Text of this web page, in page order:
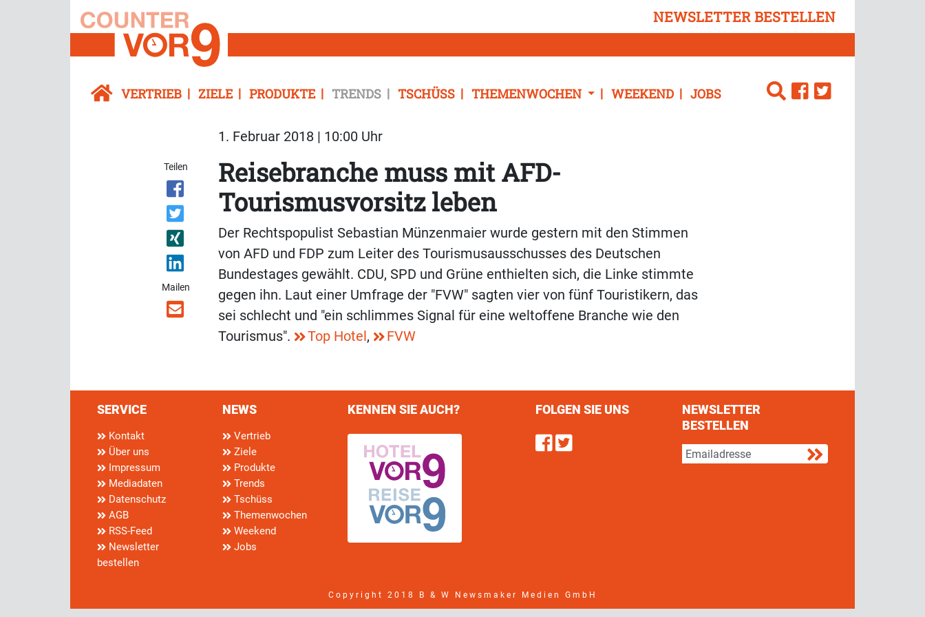
NEWSLETTER BESTELLEN
VERTRIEB ZIELE PRODUKTE TRENDS TSCHÜSS THEMENWOCHEN WEEKEND JOBS
1. Februar 2018 | 10:00 Uhr
Teilen
Mailen
Reisebranche muss mit AFD-
Tourismusvorsitz leben
Der Rechtspopulist Sebastian Münzenmaier wurde gestern mit den Stimmen
von AFD und FDP zum Leiter des Tourismusausschusses des Deutschen
Bundestages gewählt. CDU, SPD und Grüne enthielten sich, die Linke stimmte
gegen ihn. Laut einer Umfrage der "FVW" sagten vier von fünf Touristikern, das
sei schlecht und "ein schlimmes Signal für eine weltoffene Branche wie den
Tourismus".
Top Hotel , FVW
SERVICE
Kontakt
Über uns
Impressum
Mediadaten
Datenschutz
AGB
RSS-Feed
Newsletter
bestellen
NEWS
Vertrieb
Ziele
Produkte
Trends
Tschüss
Themenwochen
Weekend
Jobs
KENNEN SIE AUCH? FOLGEN SIE UNS
Find us on Facebook
Follow us on Twitter
NEWSLETTER
BESTELLEN
Copyright 2018 B & W Newsmaker Medien GmbH